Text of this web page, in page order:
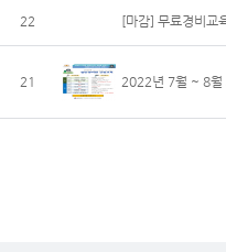
22 [마감] 무료경비교
21 2022년 7월 ~ 8월